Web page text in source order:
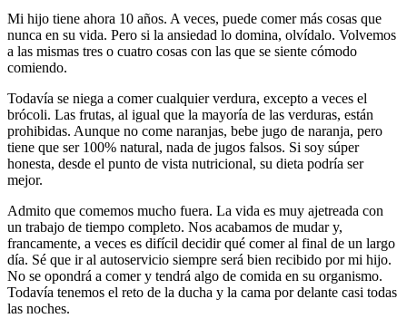
Mi hijo tiene ahora 10 años. A veces, puede comer más cosas que
nunca en su vida. Pero si la ansiedad lo domina, olvídalo. Volvemos
a las mismas tres o cuatro cosas con las que se siente cómodo
comiendo.
Todavía se niega a comer cualquier verdura, excepto a veces el
brócoli. Las frutas, al igual que la mayoría de las verduras, están
prohibidas. Aunque no come naranjas, bebe jugo de naranja, pero
tiene que ser 100% natural, nada de jugos falsos. Si soy súper
honesta, desde el punto de vista nutricional, su dieta podría ser
mejor.
Admito que comemos mucho fuera. La vida es muy ajetreada con
un trabajo de tiempo completo. Nos acabamos de mudar y,
francamente, a veces es difícil decidir qué comer al final de un largo
día. Sé que ir al autoservicio siempre será bien recibido por mi hijo.
No se opondrá a comer y tendrá algo de comida en su organismo.
Todavía tenemos el reto de la ducha y la cama por delante casi todas
las noches.